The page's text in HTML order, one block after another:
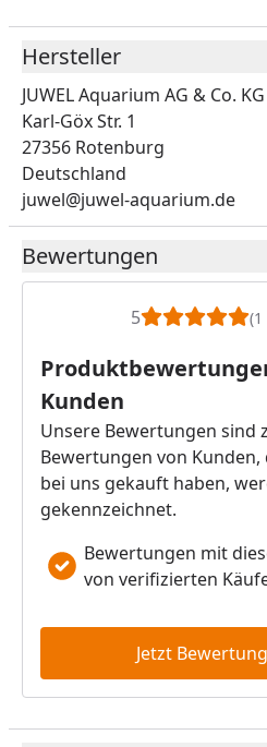
Hersteller
JUWEL Aquarium AG & Co. KG
Karl-Göx Str. 1
27356 Rotenburg
Deutschland
juwel@juwel-aquarium.de
Bewertungen
5
Kunden
Unsere Bewertungen sind
Bewertungen von
bei uns gekauft haben,
gekennzeichnet.
Bewertungen mit
von verifizierten
Jetzt